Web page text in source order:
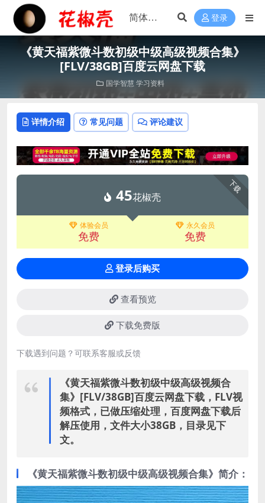
登录
《黄天福紫微斗数初级中级高级视频合集》
[FLV/38GB]百度云网盘下载
国学智慧 学习资料
详情介绍 常见问题 评论建议
下载
45花椒壳
体验会员
免费
永久会员
免费
登录后购买
查看预览
下载免费版
下载遇到问题？可联系客服或反馈
《黄天福紫微斗数初级中级高级视频合
集》[FLV/38GB]百度云网盘下载，FLV视
频格式，已做压缩处理，百度网盘下载后
解压使用，文件大小38GB，目录见下
文。
《黄天福紫微斗数初级中级高级视频合集》简介：